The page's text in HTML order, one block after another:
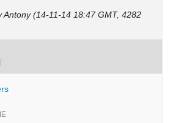
Antony (14-11-14 18:47 GMT, 4282